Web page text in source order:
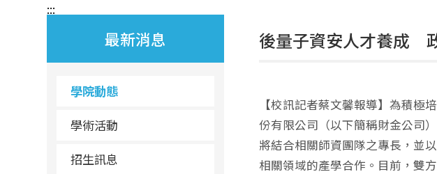
:::
最新消息
學院動態
學術活動
招生訊息
後量子資安人才養成
【校訊記者蔡文馨報導】為積
份有限公司（以下簡稱財金公司
將結合相關師資團隊之專長，並
相關領域的產學合作。目前，雙